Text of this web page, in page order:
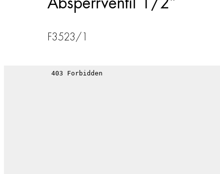
Absperrventil 1/2”
F3523/1